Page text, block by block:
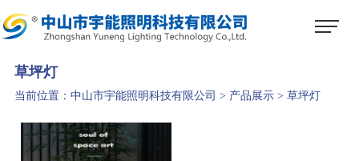
1
草坪灯
当前位置： 中山市宇能照明科技有限公司 > 产品展示 > 草坪灯